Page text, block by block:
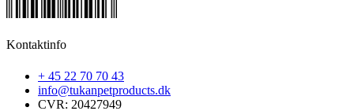
Kontaktinfo
+ 45 22 70 70 43
info@tukanpetproducts.dk
CVR: 20427949